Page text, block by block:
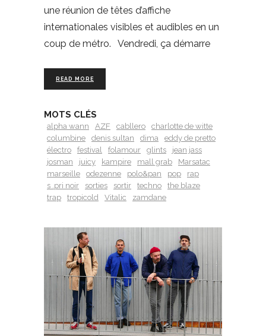
une réunion de têtes d’affiche
internationales visibles et audibles en un
coup de métro. Vendredi, ça démarre
READ MORE
MOTS CLÉS
alpha wann AZF cabllero
charlotte de witte
columbine
denis sultan dima
eddy de pretto
électro
festival folamour glints
jean jass
josman
juicy kampire mall grab
Marsatac
marseille
odezenne polo&pan pop
rap
s .pri noir
sorties sortir techno
the blaze
trap
tropicold Vitalic zamdane